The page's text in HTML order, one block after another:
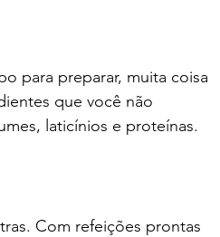
para preparar, muita coisa
que você não
laticínios e proteínas.
Com refeições prontas